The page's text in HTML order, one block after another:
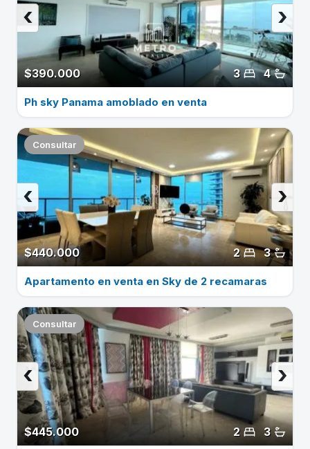
$390.000 4
3
›
‹
Ph sky Panama amoblado en venta
Consultar
$440.000 3
2
›
‹
Apartamento en venta en Sky de 2 recamaras
Consultar
$445.000 3
2
›
‹